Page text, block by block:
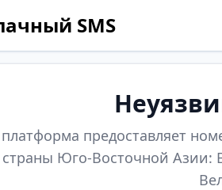
SMS
предоставляет
страны Юго-Восточной Азии: